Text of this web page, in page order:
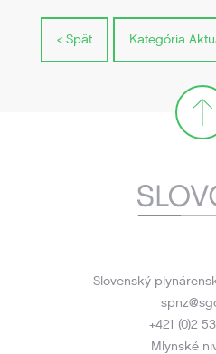
< Spät Kategória
Slovenský
+421 (0)2
Mlynské